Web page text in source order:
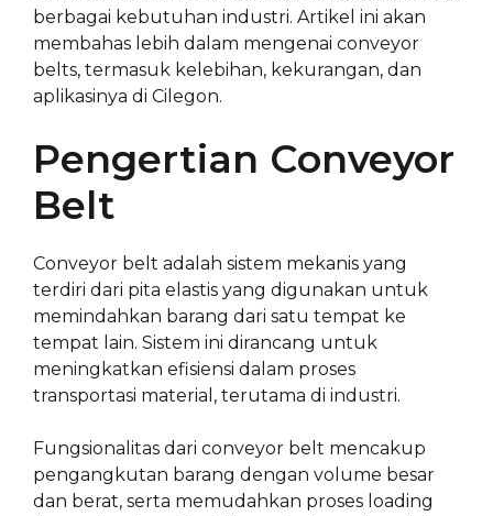
berbagai kebutuhan industri. Artikel ini akan
membahas lebih dalam mengenai conveyor
belts, termasuk kelebihan, kekurangan, dan
aplikasinya di Cilegon.
Pengertian Conveyor
Belt
Conveyor belt adalah sistem mekanis yang
terdiri dari pita elastis yang digunakan untuk
memindahkan barang dari satu tempat ke
tempat lain. Sistem ini dirancang untuk
meningkatkan efisiensi dalam proses
transportasi material, terutama di industri.
Fungsionalitas dari conveyor belt mencakup
pengangkutan barang dengan volume besar
dan berat, serta memudahkan proses loading